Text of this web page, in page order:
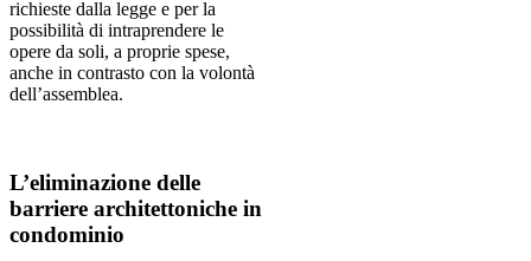
richieste dalla legge e per la
possibilità di intraprendere le
opere da soli, a proprie spese,
anche in contrasto con la volontà
dell’assemblea.
L’eliminazione delle
barriere architettoniche in
condominio